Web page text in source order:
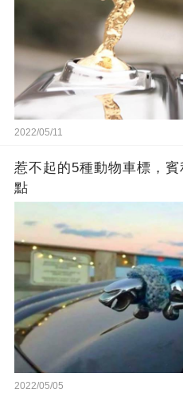
2022/05/11
惹不起的5種動物車標，
點
2022/05/05